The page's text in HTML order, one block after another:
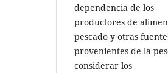
dependencia de los
productores de
pescado y otras
provenientes de la
considerar los